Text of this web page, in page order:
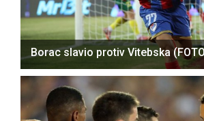
Borac slavio protiv Vitebska